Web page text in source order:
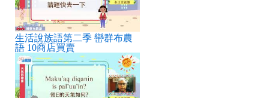
生活說族語第二季 巒群布農
語 10商店買賣